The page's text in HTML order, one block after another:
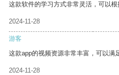
这款软件的学习方式非常灵活，可以根
2024-11-28
游客
这款app的视频资源非常丰富，可以满
2024-11-28